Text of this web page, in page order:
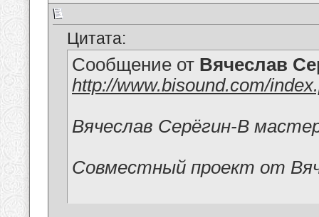
Цитата:
Сообщение от Вячеслав
http://www.bisound.com/
Вячеслав Серёгин-В
Совместный проект от